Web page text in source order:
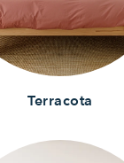
Terracota